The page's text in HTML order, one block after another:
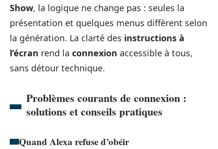
Show, la logique ne change pas : seules la
présentation et quelques menus diffèrent selon
la génération. La clarté des instructions à
l’écran rend la connexion accessible à tous,
sans détour technique.
Problèmes courants de connexion :
solutions et conseils pratiques
Quand Alexa refuse d’obéir